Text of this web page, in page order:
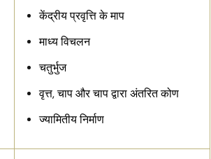
केंद्रीय प्रवृत्ति के माप
माध्य विचलन
चतुर्भुज
वृत्त, चाप और चाप द्वारा अंतरित कोण
ज्यामितीय निर्माण